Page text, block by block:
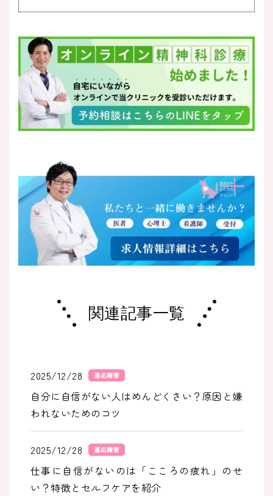
関連記事一覧
2025/12/28 適応障害
自分に自信がない人はめんどくさい？原因と嫌
われないためのコツ
2025/12/28 適応障害
仕事に自信がないのは「こころの疲れ」のせ
い？特徴とセルフケアを紹介